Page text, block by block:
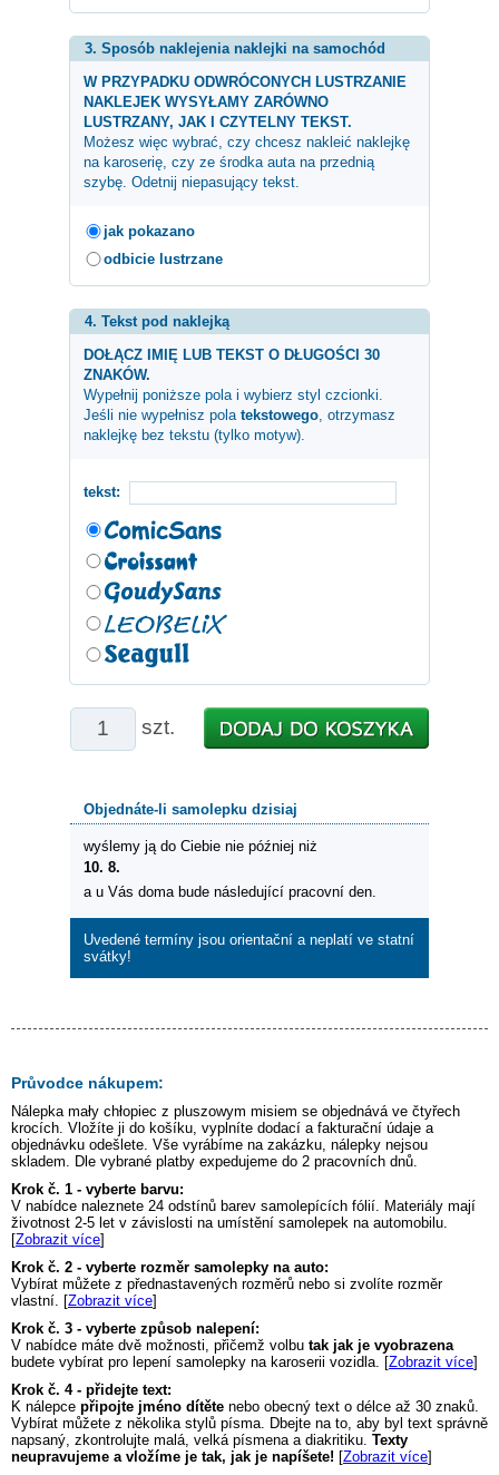
3. Sposób naklejenia naklejki na samochód
W PRZYPADKU ODWRÓCONYCH LUSTRZANIE
NAKLEJEK WYSYŁAMY ZARÓWNO
LUSTRZANY, JAK I CZYTELNY TEKST.
Możesz więc wybrać, czy chcesz nakleić naklejkę
na karoserię, czy ze środka auta na przednią
szybę. Odetnij niepasujący tekst.
jak pokazano
odbicie lustrzane
4. Tekst pod naklejką
DOŁĄCZ IMIĘ LUB TEKST O DŁUGOŚCI 30
ZNAKÓW.
Wypełnij poniższe pola i wybierz styl czcionki.
Jeśli nie wypełnisz pola tekstowego , otrzymasz
naklejkę bez tekstu (tylko motyw).
tekst:
szt.
Objednáte-li samolepku dzisiaj
wyślemy ją do Ciebie nie później niż
10. 8.
a u Vás doma bude následující pracovní den.
Uvedené termíny jsou orientační a neplatí ve statní
svátky!
Průvodce nákupem:
Nálepka mały chłopiec z pluszowym misiem se objednává ve čtyřech
krocích. Vložíte ji do košíku, vyplníte dodací a fakturační údaje a
objednávku odešlete. Vše vyrábíme na zakázku, nálepky nejsou
skladem. Dle vybrané platby expedujeme do 2 pracovních dnů.
Krok č. 1 - vyberte barvu:
V nabídce naleznete 24 odstínů barev samolepících fólií. Materiály mají
životnost 2-5 let v závislosti na umístění samolepek na automobilu.
[Zobrazit více]
Krok č. 2 - vyberte rozměr samolepky na auto:
Vybírat můžete z přednastavených rozměrů nebo si zvolíte rozměr
vlastní. [Zobrazit více]
Krok č. 3 - vyberte způsob nalepení:
V nabídce máte dvě možnosti, přičemž volbu tak jak je vyobrazena
budete vybírat pro lepení samolepky na karoserii vozidla. [Zobrazit více]
Krok č. 4 - přidejte text:
K nálepce připojte jméno dítěte nebo obecný text o délce až 30 znaků.
Vybírat můžete z několika stylů písma. Dbejte na to, aby byl text správně
napsaný, zkontrolujte malá, velká písmena a diakritiku. Texty
neupravujeme a vložíme je tak, jak je napíšete! [Zobrazit více]